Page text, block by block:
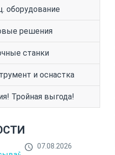
оборудование
решения
станки
и оснастка
Тройная выгода!
07.08.2026